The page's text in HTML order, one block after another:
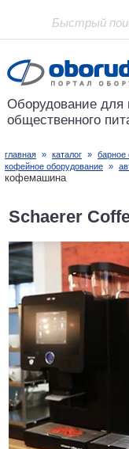
Проект основан в
Оборудование для
общественного
главная » каталог » барное
кофейное оборудование »
кофемашина
Schaerer